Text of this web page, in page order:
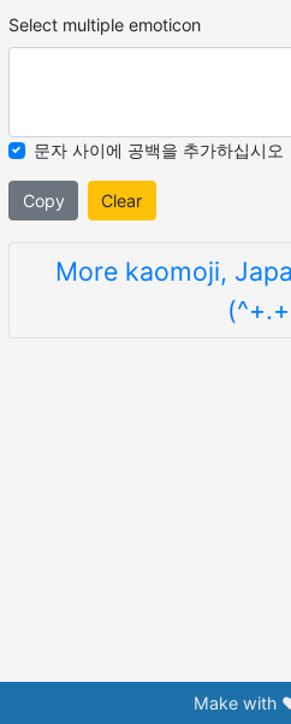
Select multiple emoticon
문자 사이에 공백을 추가하십시오
Copy Clear
More kaomoji,
Make with